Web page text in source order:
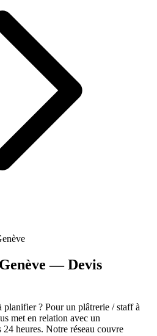
— Devis
planifier ? Pour un plâtrerie / staff à
met en relation avec un
heures. Notre réseau couvre